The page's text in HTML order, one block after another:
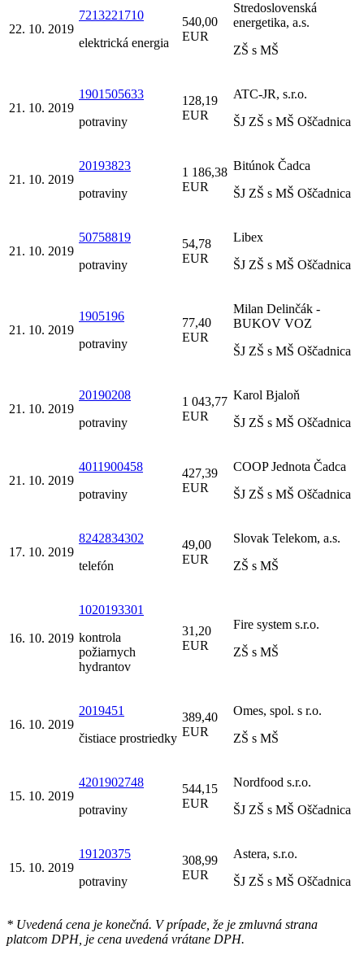
22. 10. 2019
7213221710
elektrická energia
540,00
EUR
Stredoslovenská
energetika, a.s.
ZŠ s MŠ
21. 10. 2019
1901505633
potraviny
128,19
EUR
ATC-JR, s.r.o.
ŠJ ZŠ s MŠ Oščadnica
21. 10. 2019
20193823
potraviny
1 186,38
EUR
Bitúnok Čadca
ŠJ ZŠ s MŠ Oščadnica
21. 10. 2019
50758819
potraviny
54,78
EUR
Libex
ŠJ ZŠ s MŠ Oščadnica
21. 10. 2019
1905196
potraviny
77,40
EUR
Milan Delinčák -
BUKOV VOZ
ŠJ ZŠ s MŠ Oščadnica
21. 10. 2019
20190208
potraviny
1 043,77
EUR
Karol Bjaloň
ŠJ ZŠ s MŠ Oščadnica
21. 10. 2019
4011900458
potraviny
427,39
EUR
COOP Jednota Čadca
ŠJ ZŠ s MŠ Oščadnica
17. 10. 2019
8242834302
telefón
49,00
EUR
Slovak Telekom, a.s.
ZŠ s MŠ
16. 10. 2019
1020193301
kontrola
požiarnych
hydrantov
31,20
EUR
Fire system s.r.o.
ZŠ s MŠ
16. 10. 2019
2019451
čistiace prostriedky
389,40
EUR
Omes, spol. s r.o.
ZŠ s MŠ
15. 10. 2019
4201902748
potraviny
544,15
EUR
Nordfood s.r.o.
ŠJ ZŠ s MŠ Oščadnica
15. 10. 2019
19120375
potraviny
308,99
EUR
Astera, s.r.o.
ŠJ ZŠ s MŠ Oščadnica
* Uvedená cena je konečná. V prípade, že je zmluvná strana
platcom DPH, je cena uvedená vrátane DPH.